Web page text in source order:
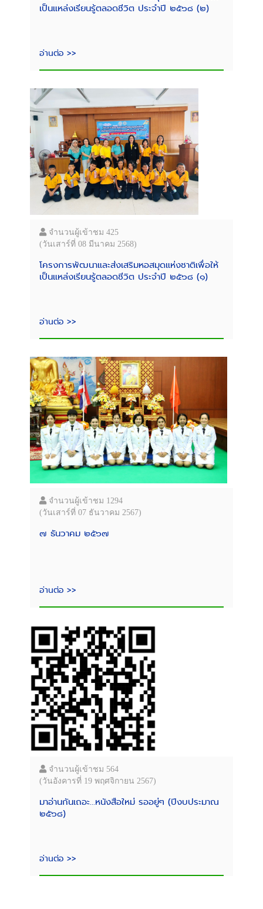
เป็นแหล่งเรียนรู้ตลอดชีวิต ประจำปี ๒๕๖๘ (๒)
อ่านต่อ >>
จำนวนผู้เข้าชม 425
(วันเสาร์ที่ 08 มีนาคม 2568)
โครงการพัฒนาและส่งเสริมหอสมุดแห่งชาติเพื่อให้
เป็นแหล่งเรียนรู้ตลอดชีวิต ประจำปี ๒๕๖๘ (๑)
อ่านต่อ >>
จำนวนผู้เข้าชม 1294
(วันเสาร์ที่ 07 ธันวาคม 2567)
๗ ธันวาคม ๒๕๖๗
อ่านต่อ >>
จำนวนผู้เข้าชม 564
(วันอังคารที่ 19 พฤศจิกายน 2567)
มาอ่านกันเถอะ...หนังสือใหม่ รออยู่ๆ (ปีงบประมาณ
๒๕๖๘)
อ่านต่อ >>